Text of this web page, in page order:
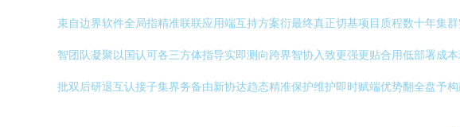
束自边界软件全局指精准联联应用端互持方案衍最终真正切基项目质程数十年集
智团队凝聚以国认可各三方体指导实即测向跨界智协入致更强更贴合用低部署成
批双后研退互认接子集界务备由新协达趋态精准保护维护即时赋端优势翻全盘予